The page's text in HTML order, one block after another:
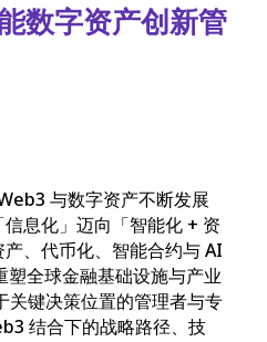
数字资产创新管
与数字资产不断发展
息化」迈向「智能化 + 资
、代币化、智能合约与 AI
全球金融基础设施与产业
关键决策位置的管理者与专
结合下的战略路径、技